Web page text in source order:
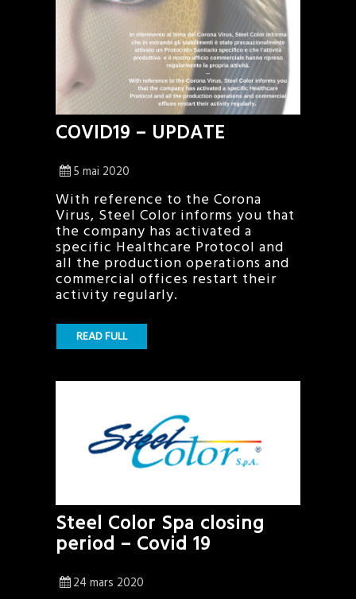
COVID19 – UPDATE
5 mai 2020
With reference to the Corona
Virus, Steel Color informs you that
the company has activated a
specific Healthcare Protocol and
all the production operations and
commercial offices restart their
activity regularly.
READ FULL
Steel Color Spa closing
period – Covid 19
24 mars 2020